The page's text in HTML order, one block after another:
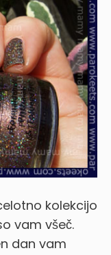
kolekcijo
vam všeč.
dan vam